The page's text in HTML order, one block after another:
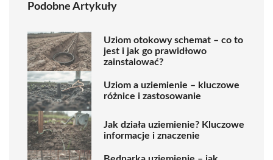
Podobne Artykuły
Uziom otokowy schemat – co to
jest i jak go prawidłowo
zainstalować?
Uziom a uziemienie – kluczowe
różnice i zastosowanie
Jak działa uziemienie? Kluczowe
informacje i znaczenie